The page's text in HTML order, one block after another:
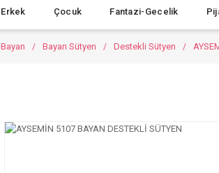
Erkek Çocuk Fantazi-Gecelik
Bayan Bayan Sütyen Destekli Sütyen